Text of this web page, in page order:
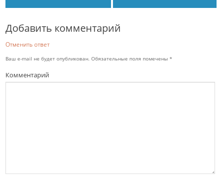
Добавить комментарий
Отменить ответ
Ваш e-mail не будет опубликован. Обязательные поля помечены*
Комментарий